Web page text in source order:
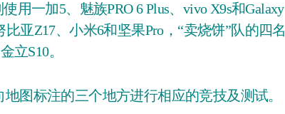
一加5、魅族PRO 6 Plus、vivo X9s和Galaxy
亚Z17、小米6和坚果Pro，“卖烧饼”队的四名
立S10。
标注的三个地方进行相应的竞技及测试。